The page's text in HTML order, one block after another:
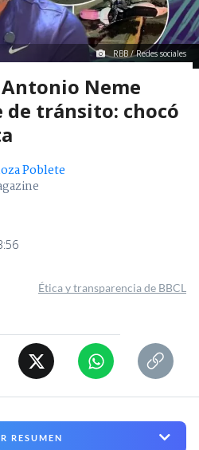
RBB / Redes sociales
Neme
tránsito: chocó
Poblete
Ética y transparencia de BBCL
RESUMEN